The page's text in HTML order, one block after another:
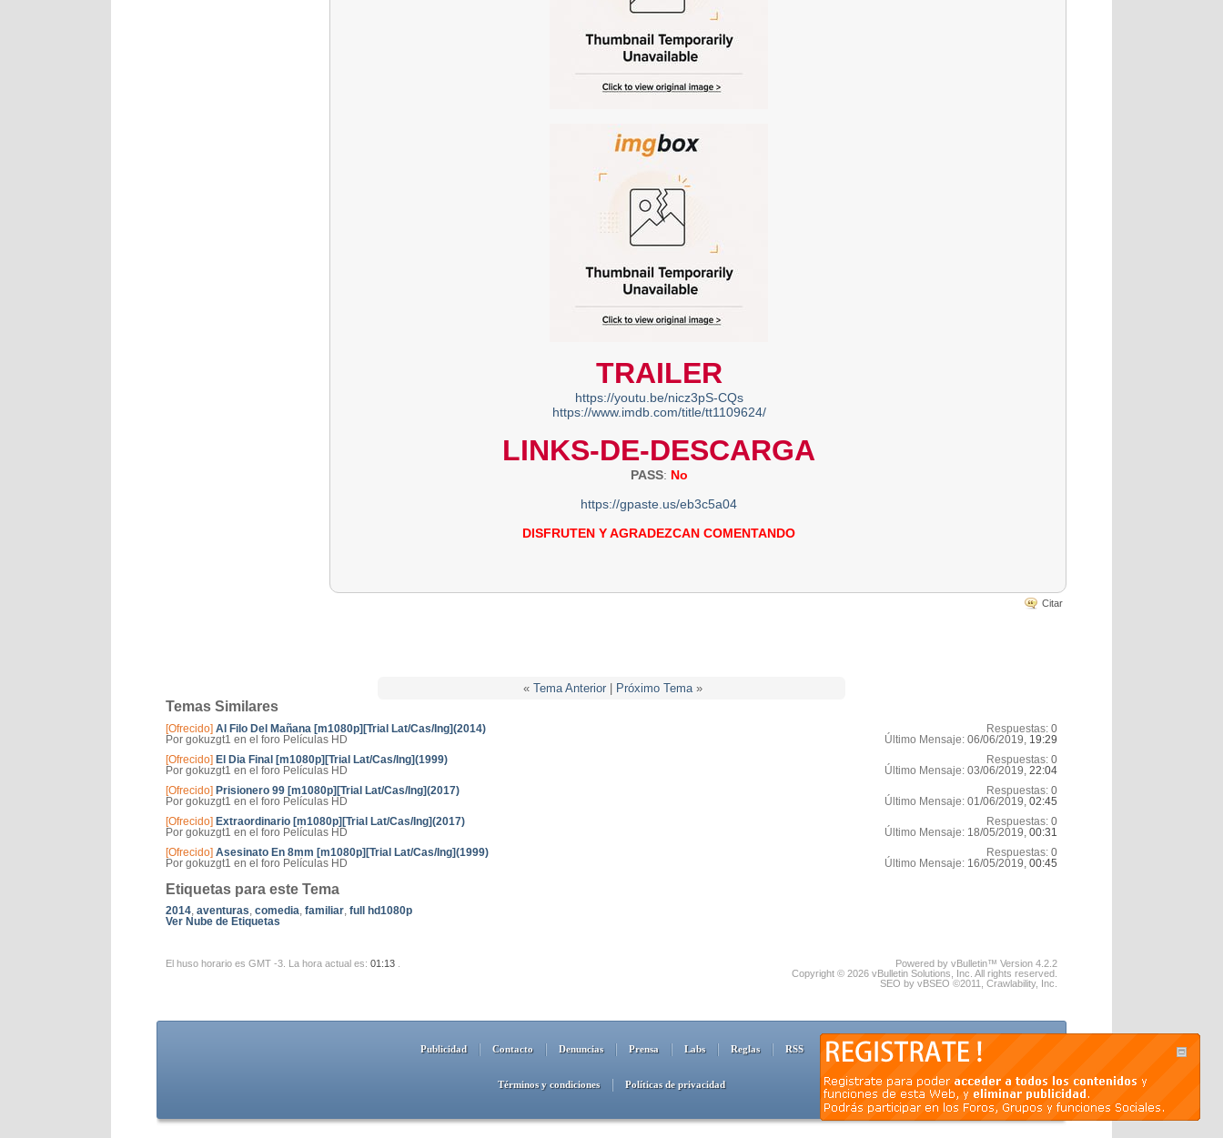
TRAILER
https://youtu.be/nicz3pS-CQs
https://www.imdb.com/title/tt1109624/
LINKS-DE-DESCARGA
PASS: No
https://gpaste.us/eb3c5a04
DISFRUTEN Y AGRADEZCAN COMENTANDO
Citar
« Tema Anterior| Próximo Tema »
Temas Similares
[Ofrecido] Al Filo Del Mañana [m1080p][Trial Lat/Cas/Ing](2014)
Por gokuzgt1 en el foro Películas HD
Respuestas: 0
Último Mensaje: 06/06/2019, 19:29
[Ofrecido] El Dia Final [m1080p][Trial Lat/Cas/Ing](1999)
Por gokuzgt1 en el foro Películas HD
Respuestas: 0
Último Mensaje: 03/06/2019, 22:04
[Ofrecido] Prisionero 99 [m1080p][Trial Lat/Cas/Ing](2017)
Por gokuzgt1 en el foro Películas HD
Respuestas: 0
Último Mensaje: 01/06/2019, 02:45
[Ofrecido] Extraordinario [m1080p][Trial Lat/Cas/Ing](2017)
Por gokuzgt1 en el foro Películas HD
Respuestas: 0
Último Mensaje: 18/05/2019, 00:31
[Ofrecido] Asesinato En 8mm [m1080p][Trial Lat/Cas/Ing](1999)
Por gokuzgt1 en el foro Películas HD
Respuestas: 0
Último Mensaje: 16/05/2019, 00:45
Etiquetas para este Tema
2014, aventuras, comedia, familiar, full hd1080p
Ver Nube de Etiquetas
El huso horario es GMT -3. La hora actual es: 01:13
Powered by vBulletin™ Version 4.2.2
Copyright © 2026 vBulletin Solutions, Inc. All rights reserved.
SEO by vBSEO ©2011, Crawlability, Inc.
Publicidad Contacto Denuncias Prensa Labs Reglas RSS
Términos y condiciones Políticas de privacidad